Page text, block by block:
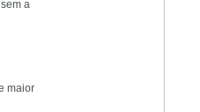
a
maior